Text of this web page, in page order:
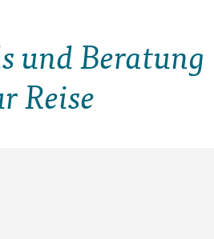
und Beratung
Reise